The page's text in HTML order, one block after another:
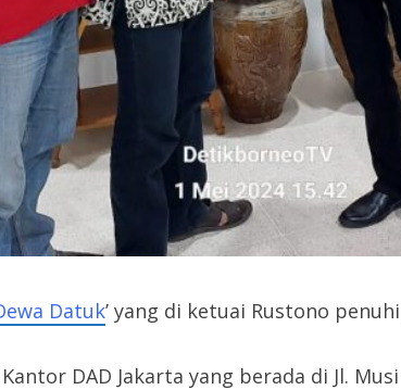
Datuk’ yang di ketuai Rustono
DAD Jakarta yang berada di Jl.